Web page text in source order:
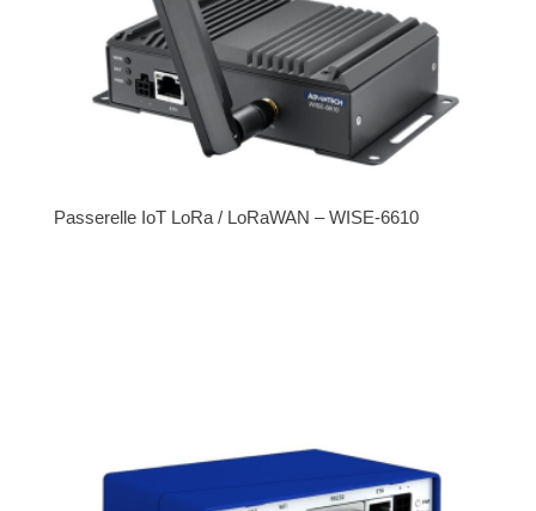
Passerelle IoT LoRa / LoRaWAN – WISE-6610